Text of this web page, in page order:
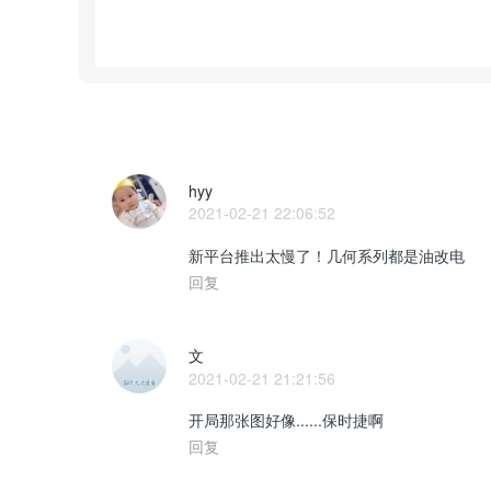
hyy
2021-02-21 22:06:52
新平台推出太慢了！几何系列都是油改电
回复
文
2021-02-21 21:21:56
开局那张图好像......保时捷啊
回复